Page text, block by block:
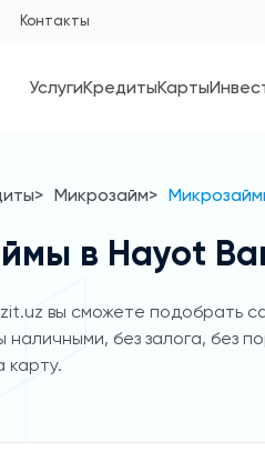
Контакты
УслугиКредитыКарты
Микрозайм
в Hayot
вы сможете подобрать
без залога, без
карту.